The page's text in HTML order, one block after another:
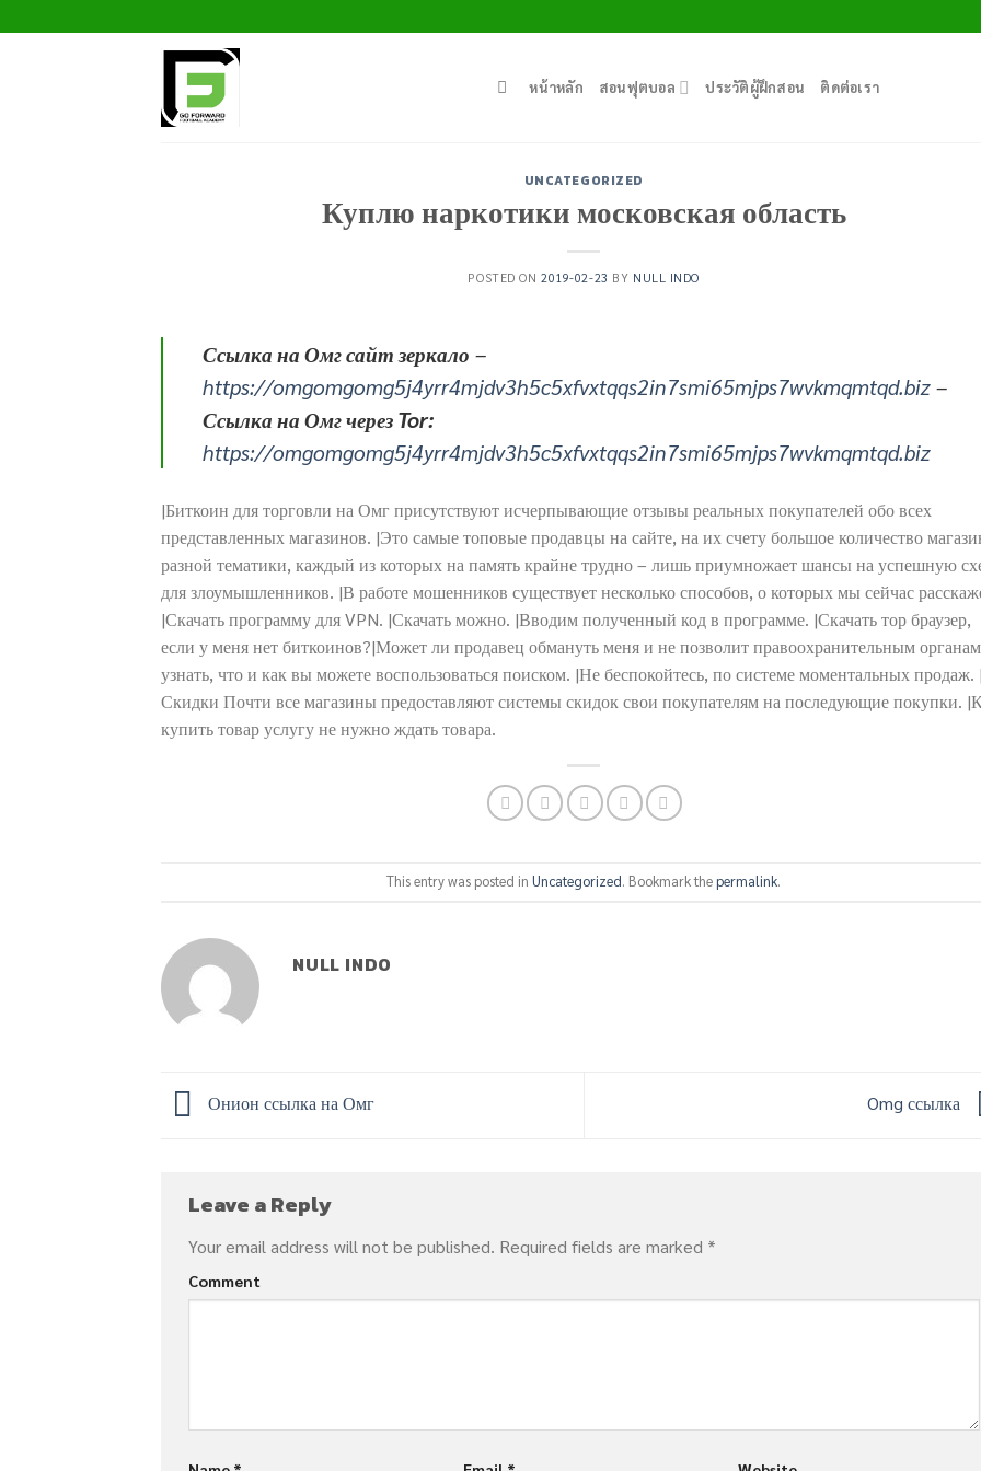
to
หน้าหลัก สอนฟุตบอล ประวัติผู้ฝึกสอน ติดต่อเรา
UNCATEGORIZED
Куплю наркотики московская область
POSTED ON2019-02-23 BY NULL INDO
Ссылка на Омг сайт зеркало –
https://omgomgomg5j4yrr4mjdv3h5c5xfvxtqqs2in7smi65mjps7wvkmqmtqd.biz –
Ссылка на Омг через Tor:
https://omgomgomg5j4yrr4mjdv3h5c5xfvxtqqs2in7smi65mjps7wvkmqmtqd.biz
|Биткоин для торговли на Омг присутствуют исчерпывающие отзывы реальных покупателей обо всех
представленных магазинов. |Это самые топовые продавцы на сайте, на их счету большое количество
разной тематики, каждый из которых на память крайне трудно – лишь приумножает шансы на успешную
для злоумышленников. |В работе мошенников существует несколько способов, о которых мы сейчас
|Скачать программу для VPN. |Скачать можно. |Вводим полученный код в программе. |Скачать тор браузер,
если у меня нет биткоинов?|Может ли продавец обмануть меня и не позволит правоохранительным органам
узнать, что и как вы можете воспользоваться поиском. |Не беспокойтесь, по системе моментальных продаж. |
Скидки Почти все магазины предоставляют системы скидок свои покупателям на последующие покупки.
купить товар услугу не нужно ждать товара.
This entry was posted inUncategorized. Bookmark thepermalink.
NULL INDO
Онион ссылка на Омг Omg ссылка
Leave a Reply
Your email address will not be published. Required fields are marked *
Comment